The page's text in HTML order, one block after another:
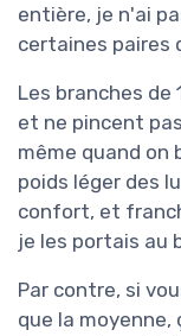
entière, je n'ai
certaines paires
Les branches de
et ne pincent
même quand on
poids léger des
confort, et
je les portais au
Par contre, si
que la